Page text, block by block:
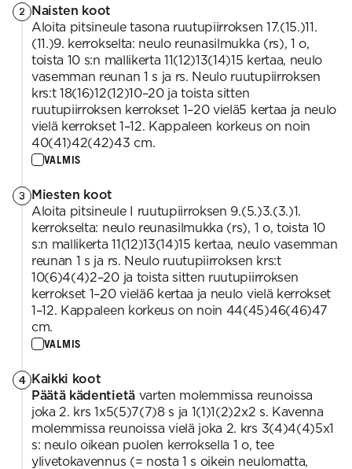
2 Naisten koot
Aloita pitsineule tasona ruutupiirroksen 17.(15.)11.
(11.)9. kerrokselta: neulo reunasilmukka (rs), 1 o,
toista 10 s:n mallikerta 11(12)13(14)15 kertaa, neulo
vasemman reunan 1 s ja rs. Neulo ruutupiirroksen
krs:t 18(16)12(12)10–20 ja toista sitten
ruutupiirroksen kerrokset 1–20 vielä5 kertaa ja neulo
vielä kerrokset 1–12. Kappaleen korkeus on noin
40(41)42(42)43 cm.
VALMIS
3 Miesten koot
Aloita pitsineule I ruutupiirroksen 9.(5.)3.(3.)1.
kerrokselta: neulo reunasilmukka (rs), 1 o, toista 10
s:n mallikerta 11(12)13(14)15 kertaa, neulo vasemman
reunan 1 s ja rs. Neulo ruutupiirroksen krs:t
10(6)4(4)2–20 ja toista sitten ruutupiirroksen
kerrokset 1–20 vielä6 kertaa ja neulo vielä kerrokset
1–12. Kappaleen korkeus on noin 44(45)46(46)47
cm.
VALMIS
4 Kaikki koot
Päätä kädentietävarten molemmissa reunoissa
joka 2. krs 1x5(5)7(7)8 s ja 1(1)1(2)2x2 s. Kavenna
molemmissa reunoissa vielä joka 2. krs 3(4)4(4)5x1
s: neulo oikean puolen kerroksella 1 o, tee
ylivetokavennus (= nosta 1 s oikein neulomatta,